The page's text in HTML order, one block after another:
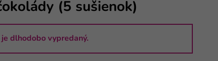
(5 sušienok)
dlhodobo vypredaný.